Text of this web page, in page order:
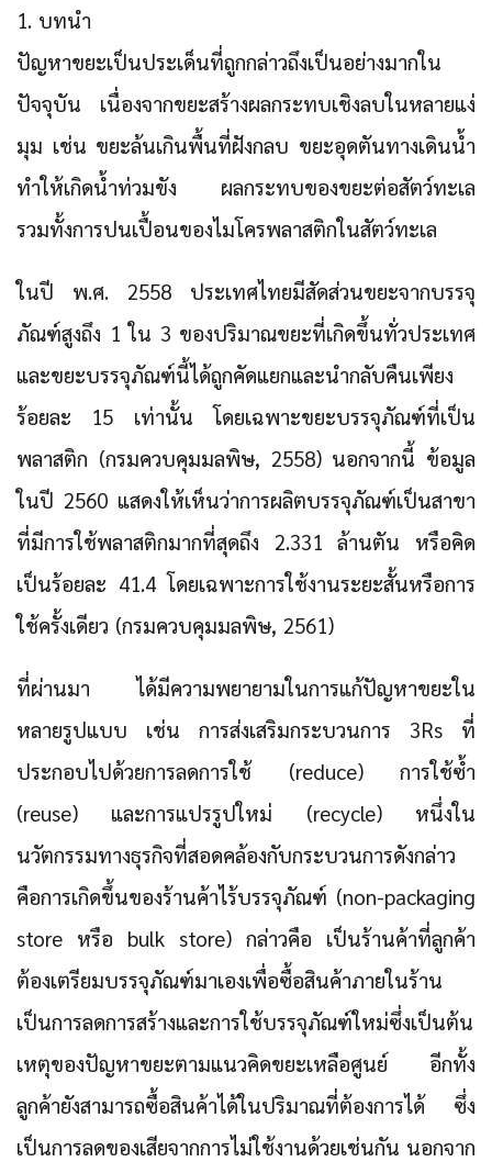
1. บทนำ
ปัญหาขยะเป็นประเด็นที่ถูกกล่าวถึงเป็นอย่างมากใน
ปัจจุบัน เนื่องจากขยะสร้างผลกระทบเชิงลบในหลายแง่
มุม เช่น ขยะล้นเกินพื้นที่ฝังกลบ ขยะอุดตันทางเดินน้ำ
ทำให้เกิดน้ำท่วมขัง ผลกระทบของขยะต่อสัตว์ทะเล
รวมทั้งการปนเปื้อนของไมโครพลาสติกในสัตว์ทะเล
ในปี พ.ศ. 2558 ประเทศไทยมีสัดส่วนขยะจากบรรจุ
ภัณฑ์สูงถึง 1 ใน 3 ของปริมาณขยะที่เกิดขึ้นทั่วประเทศ
และขยะบรรจุภัณฑ์นี้ได้ถูกคัดแยกและนำกลับคืนเพียง
ร้อยละ 15 เท่านั้น โดยเฉพาะขยะบรรจุภัณฑ์ที่เป็น
พลาสติก (กรมควบคุมมลพิษ, 2558) นอกจากนี้ ข้อมูล
ในปี 2560 แสดงให้เห็นว่าการผลิตบรรจุภัณฑ์เป็นสาขา
ที่มีการใช้พลาสติกมากที่สุดถึง 2.331 ล้านตัน หรือคิด
เป็นร้อยละ 41.4 โดยเฉพาะการใช้งานระยะสั้นหรือการ
ใช้ครั้งเดียว (กรมควบคุมมลพิษ, 2561)
ที่ผ่านมา ได้มีความพยายามในการแก้ปัญหาขยะใน
หลายรูปแบบ เช่น การส่งเสริมกระบวนการ 3Rs ที่
ประกอบไปด้วยการลดการใช้ (reduce) การใช้ซ้ำ
(reuse) และการแปรรูปใหม่ (recycle) หนึ่งใน
นวัตกรรมทางธุรกิจที่สอดคล้องกับกระบวนการดังกล่าว
คือการเกิดขึ้นของร้านค้าไร้บรรจุภัณฑ์ (non-packaging
store หรือ bulk store) กล่าวคือ เป็นร้านค้าที่ลูกค้า
ต้องเตรียมบรรจุภัณฑ์มาเองเพื่อซื้อสินค้าภายในร้าน
เป็นการลดการสร้างและการใช้บรรจุภัณฑ์ใหม่ซึ่งเป็นต้น
เหตุของปัญหาขยะตามแนวคิดขยะเหลือศูนย์ อีกทั้ง
ลูกค้ายังสามารถซื้อสินค้าได้ในปริมาณที่ต้องการได้ ซึ่ง
เป็นการลดของเสียจากการไม่ใช้งานด้วยเช่นกัน นอกจาก